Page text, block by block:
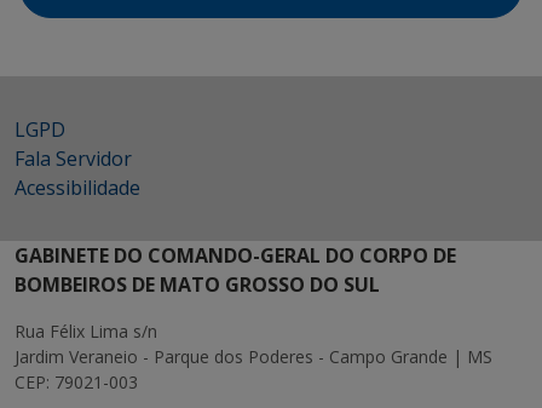
LGPD
Fala Servidor
Acessibilidade
GABINETE DO COMANDO-GERAL DO CORPO DE
BOMBEIROS DE MATO GROSSO DO SUL
Rua Félix Lima s/n
Jardim Veraneio - Parque dos Poderes - Campo Grande | MS
CEP: 79021-003